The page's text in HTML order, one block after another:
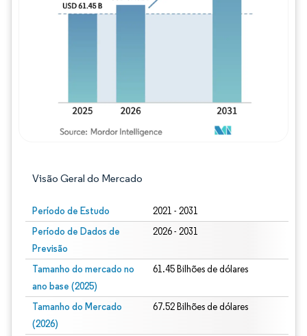
Visão Geral do Mercado
Período de Estudo 2021 - 2031
Período de Dados de
Previsão
2026 - 2031
Tamanho do mercado no
ano base (2025)
61.45 Bilhões de dólares
Tamanho do Mercado
(2026)
67.52 Bilhões de dólares
Imagem © Mordor Intelligence. O reuso